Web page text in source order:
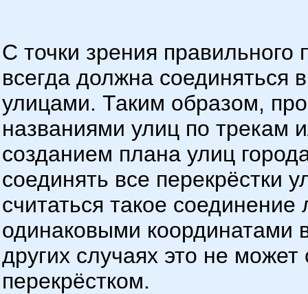
С точки зрения
всегда должна соединяться
улицами. Таким образом,
названиями улиц по трекам
созданием плана улиц
соединять все
считаться такое
одинаковыми координатами
других случаях это не
перекрёстком.